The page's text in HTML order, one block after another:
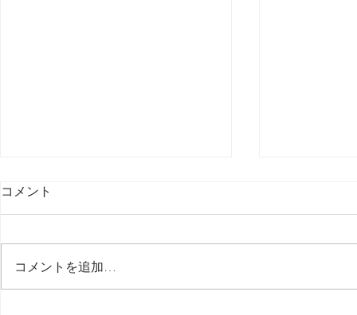
最後の日記です
コメント
コメントを追加…